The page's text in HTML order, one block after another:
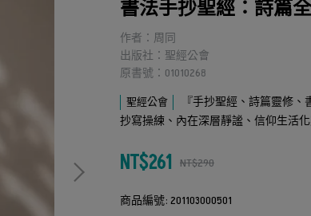
書法手抄聖經：詩篇
作者：周同
出版社：聖經公會
原書號：01010268
聖經公會
『手抄聖經、詩篇靈修
抄寫操練、內在深層靜謐、信仰生活化
NT$261 NT$290
商品編號: 201103000501